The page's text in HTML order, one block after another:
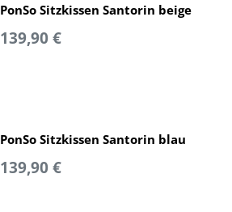
PonSo Sitzkissen Santorin beige
139,90 €
PonSo Sitzkissen Santorin blau
139,90 €